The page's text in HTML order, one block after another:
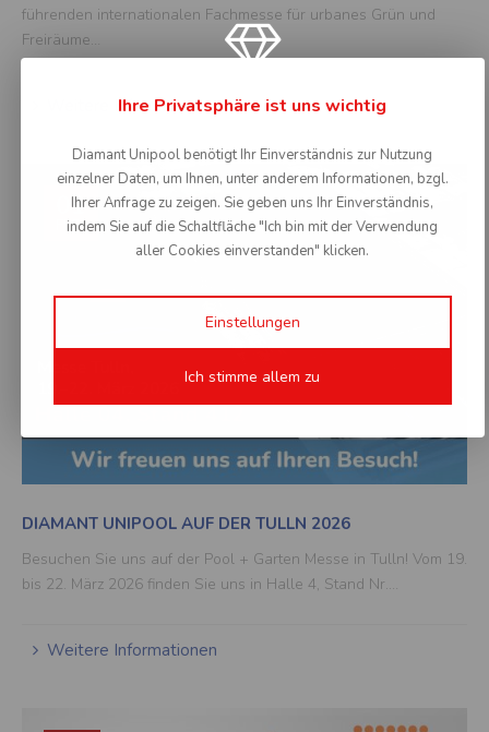
Austria
Zustand
France
Zustand
Germany
Germany
Zustand
Slovakia
Zustand
Zustand
Switzerland
Switzerland
führenden internationalen Fachmesse für urbanes Grün und
Freiräume…
Weitere Informationen
01
FEB
DIAMANT UNIPOOL AUF DER TULLN 2026
Besuchen Sie uns auf der Pool + Garten Messe in Tulln! Vom 19.
bis 22. März 2026 finden Sie uns in Halle 4, Stand Nr.…
Weitere Informationen
Ihre Privatsphäre ist uns wichtig
Diamant Unipool benötigt Ihr Einverständnis zur Nutzung
einzelner Daten, um Ihnen, unter anderem Informationen, bzgl.
Ihrer Anfrage zu zeigen. Sie geben uns Ihr Einverständnis,
indem Sie auf die Schaltfläche "Ich bin mit der Verwendung
aller Cookies einverstanden" klicken.
Einstellungen
Ich stimme allem zu